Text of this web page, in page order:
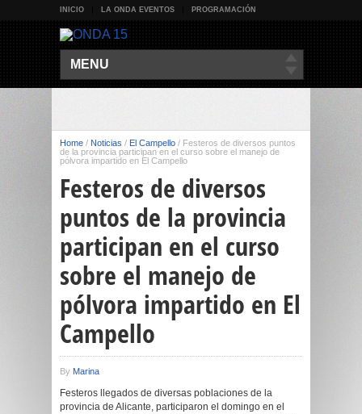
INICIO LA ONDA EVENTOS PROGRAMACIÓN
MENU
Home / Noticias / El Campello / Festeros de diversos puntos
de la provincia participan en el curso sobre el manejo de
pólvora impartido en El Campello
Festeros de diversos
puntos de la provincia
participan en el curso
sobre el manejo de
pólvora impartido en El
Campello
By Marina
Festeros llegados de diversas poblaciones de la
provincia de Alicante, participaron el domingo en el